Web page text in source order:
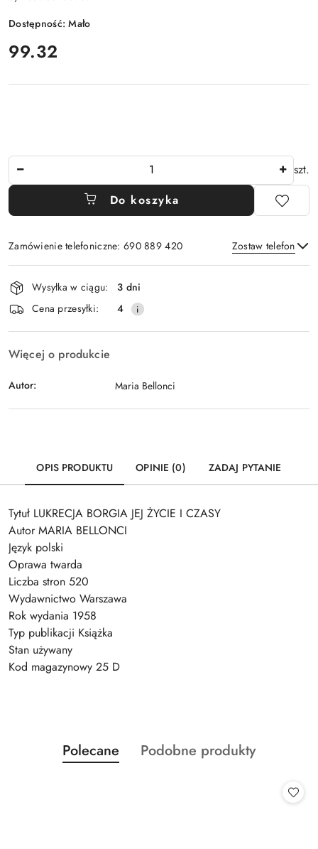
Dostępność:Mało
cena:
99.32
szt.
Do koszyka
Zamówienie telefoniczne: 690 889 420 Zostaw telefon
Wyślij
Dostępność
i
dostawa
Wysyłka w ciągu:
3 dni
Cena przesyłki:
4
Więcej o produkcie
Autor: Maria Bellonci
OPIS PRODUKTU OPINIE (0) ZADAJ PYTANIE
Tytuł LUKRECJA BORGIA JEJ ŻYCIE I CZASY
Autor MARIA BELLONCI
Język polski
Oprawa twarda
Liczba stron 520
Wydawnictwo Warszawa
Rok wydania 1958
Typ publikacji Książka
Stan używany
Kod magazynowy 25 D
Pomiń karuzelę produktów
Produkty
o
Polecane
Produkty
Podobne produkty